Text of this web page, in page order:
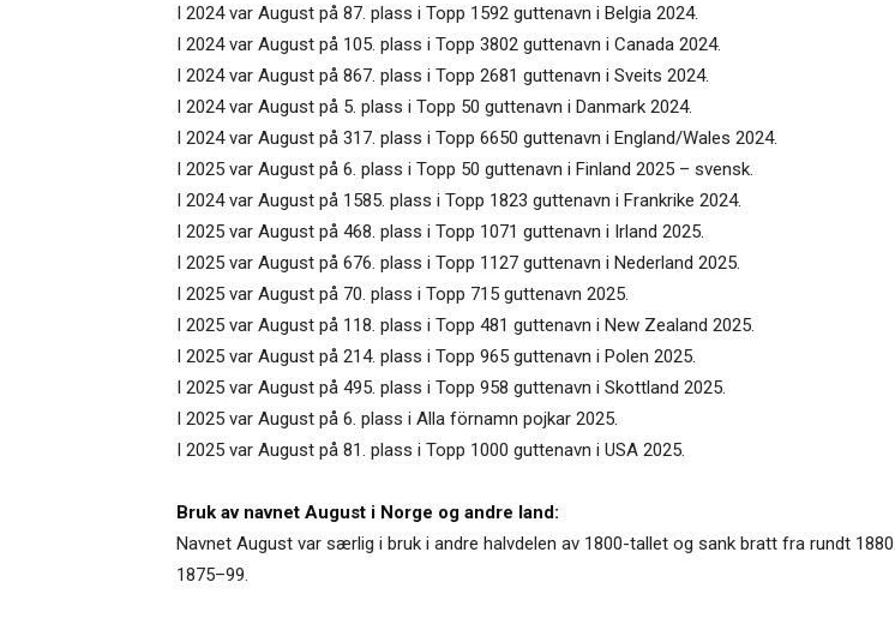
I 2024 var August på 87. plass i Topp 1592 guttenavn i Belgia 2024.
I 2024 var August på 105. plass i Topp 3802 guttenavn i Canada 2024.
I 2024 var August på 867. plass i Topp 2681 guttenavn i Sveits 2024.
I 2024 var August på 5. plass i Topp 50 guttenavn i Danmark 2024.
I 2024 var August på 317. plass i Topp 6650 guttenavn i England/Wales 2024.
I 2025 var August på 6. plass i Topp 50 guttenavn i Finland 2025 – svensk.
I 2024 var August på 1585. plass i Topp 1823 guttenavn i Frankrike 2024.
I 2025 var August på 468. plass i Topp 1071 guttenavn i Irland 2025.
I 2025 var August på 676. plass i Topp 1127 guttenavn i Nederland 2025.
I 2025 var August på 70. plass i Topp 715 guttenavn 2025.
I 2025 var August på 118. plass i Topp 481 guttenavn i New Zealand 2025.
I 2025 var August på 214. plass i Topp 965 guttenavn i Polen 2025.
I 2025 var August på 495. plass i Topp 958 guttenavn i Skottland 2025.
I 2025 var August på 6. plass i Alla förnamn pojkar 2025.
I 2025 var August på 81. plass i Topp 1000 guttenavn i USA 2025.
Bruk av navnet August i Norge og andre land:
Navnet August var særlig i bruk i andre halvdelen av 1800-tallet og sank bratt fra rundt
1875–99.